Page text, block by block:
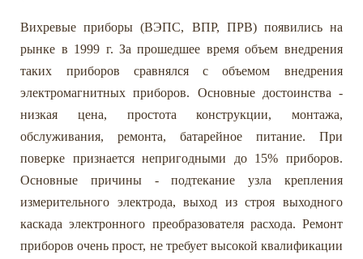
Вихревые приборы (ВЭПС, ВПР, ПРВ) появились на
рынке в 1999 г. За прошедшее время объем внедрения
таких приборов сравнялся с объемом внедрения
электромагнитных приборов. Основные достоинства -
низкая цена, простота конструкции, монтажа,
обслуживания, ремонта, батарейное питание. При
поверке признается непригодными до 15% приборов.
Основные причины - подтекание узла крепления
измерительного электрода, выход из строя выходного
каскада электронного преобразователя расхода. Ремонт
приборов очень прост, не требует высокой квалификации